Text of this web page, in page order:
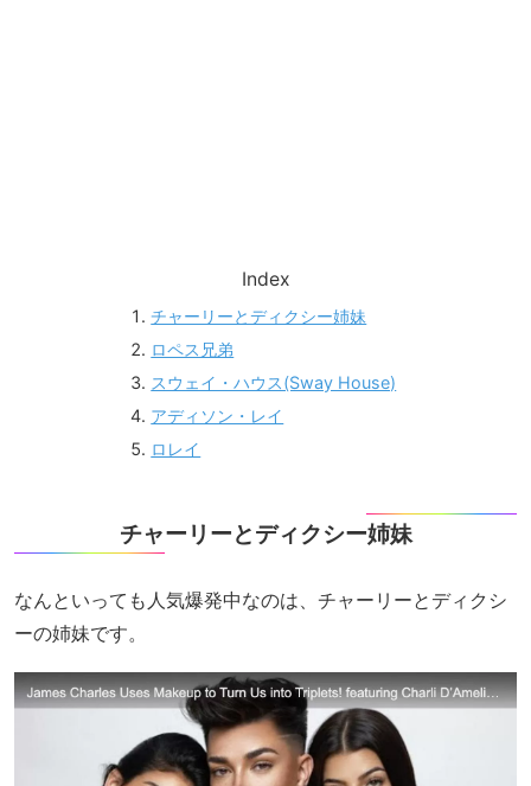
Index
チャーリーとディクシー姉妹
ロペス兄弟
スウェイ・ハウス(Sway House)
アディソン・レイ
ロレイ
チャーリーとディクシー姉妹
なんといっても人気爆発中なのは、チャーリーとディクシ
ーの姉妹です。